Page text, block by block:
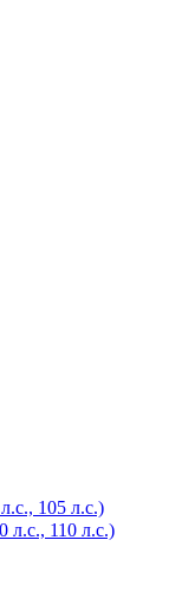
105 л.с.)
л.с., 110 л.с.)